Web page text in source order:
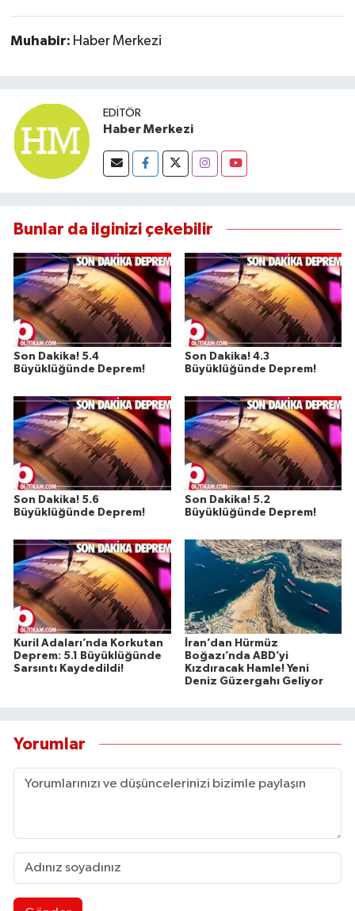
Muhabir: Haber Merkezi
EDITÖR
Haber Merkezi
Bunlar da ilginizi çekebilir
Son Dakika! 5.4
Büyüklüğünde Deprem!
Son Dakika! 4.3
Büyüklüğünde Deprem!
Son Dakika! 5.6
Büyüklüğünde Deprem!
Son Dakika! 5.2
Büyüklüğünde Deprem!
Kuril Adaları’nda Korkutan
Deprem: 5.1 Büyüklüğünde
Sarsıntı Kaydedildi!
İran’dan Hürmüz
Boğazı’nda ABD’yi
Kızdıracak Hamle! Yeni
Deniz Güzergahı Geliyor
Yorumlar
SEYAHAT
SPOR
SÜRMANŞET
TARİHTE BUGÜN
TEKNOLOJİ
Trend
TÜRKİYE
VİZYONDAKİLER
YAŞAM